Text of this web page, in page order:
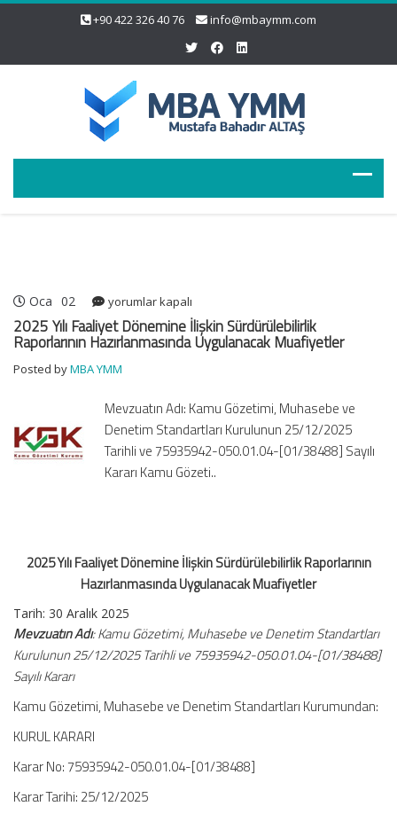
+90 422 326 40 76 info@mbaymm.com
Oca 02
2025
Yılı
Faaliyet
İlişkin
Raporlarının
Hazırlanmasında
Uygulanacak
Muafiyetler
yorumlar kapalı
2025 Yılı Faaliyet Dönemine İlişkin Sürdürülebilirlik
Raporlarının Hazırlanmasında Uygulanacak Muafiyetler
Posted byMBA YMM
Mevzuatın Adı: Kamu Gözetimi, Muhasebe ve
Denetim Standartları Kurulunun 25/12/2025
Tarihli ve 75935942-050.01.04-[01/38488] Sayılı
Kararı Kamu Gözeti..
2025 Yılı Faaliyet Dönemine İlişkin Sürdürülebilirlik Raporlarının
Hazırlanmasında Uygulanacak Muafiyetler
Tarih: 30 Aralık 2025
Mevzuatın Adı: Kamu Gözetimi, Muhasebe ve Denetim Standartları
Kurulunun 25/12/2025 Tarihli ve 75935942-050.01.04-[01/38488]
Sayılı Kararı
Kamu Gözetimi, Muhasebe ve Denetim Standartları Kurumundan:
KURUL KARARI
Karar No: 75935942-050.01.04-[01/38488]
Karar Tarihi: 25/12/2025